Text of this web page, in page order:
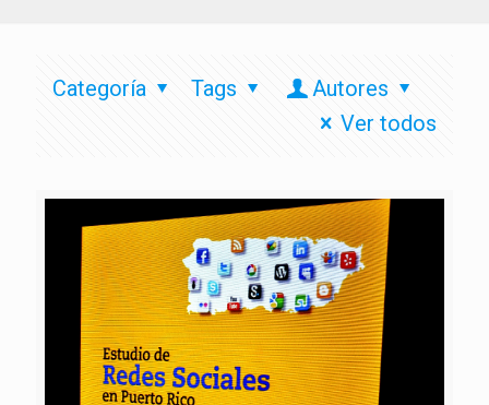
Categoría Tags
Autores
Ver todos